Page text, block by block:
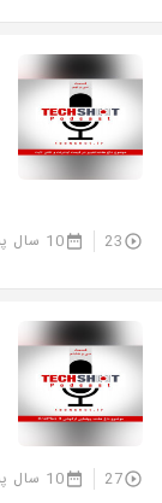
23 10 سال پیش
27 10 سال پیش